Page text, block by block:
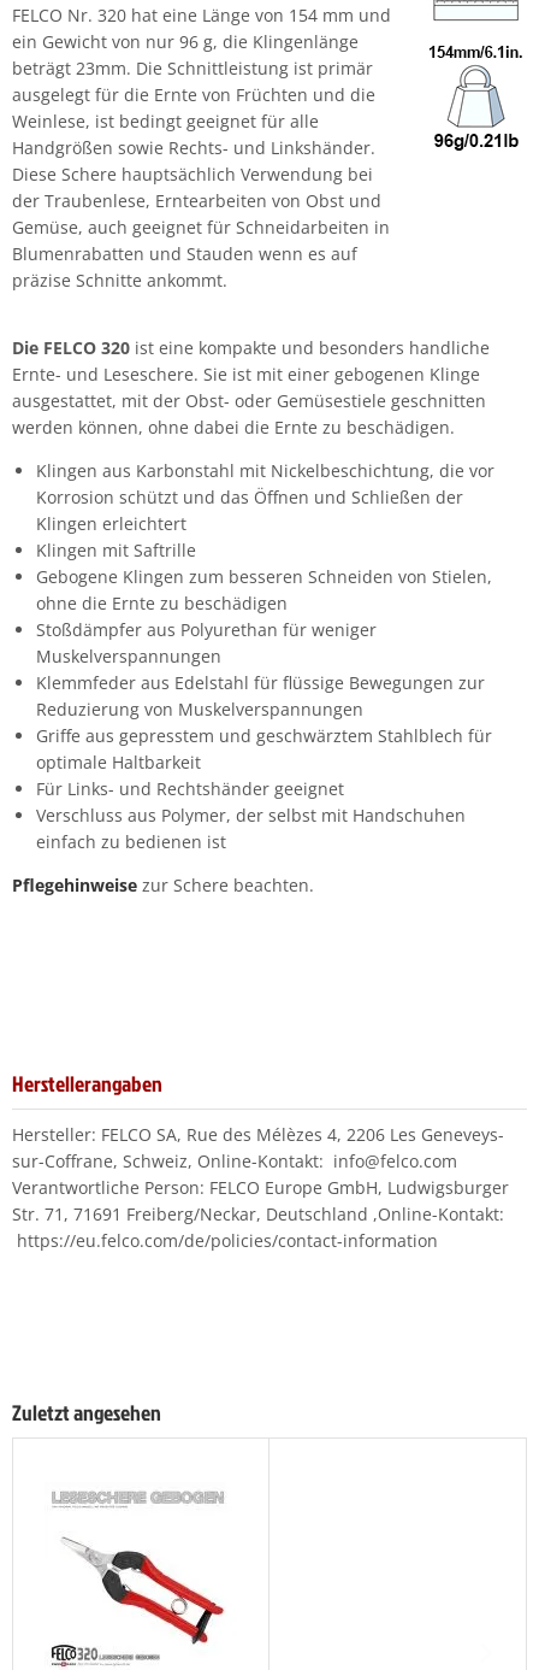
FELCO Nr. 320 hat eine Länge von 154 mm und
ein Gewicht von nur 96 g, die Klingenlänge
beträgt 23mm. Die Schnittleistung ist primär
ausgelegt für die Ernte von Früchten und die
Weinlese, ist bedingt geeignet für alle
Handgrößen sowie Rechts- und Linkshänder.
Diese Schere hauptsächlich Verwendung bei
der Traubenlese, Erntearbeiten von Obst und
Gemüse, auch geeignet für Schneidarbeiten in
Blumenrabatten und Stauden wenn es auf
präzise Schnitte ankommt.
Die FELCO 320 ist eine kompakte und besonders handliche
Ernte- und Leseschere. Sie ist mit einer gebogenen Klinge
ausgestattet, mit der Obst- oder Gemüsestiele geschnitten
werden können, ohne dabei die Ernte zu beschädigen.
Klingen aus Karbonstahl mit Nickelbeschichtung, die vor
Korrosion schützt und das Öffnen und Schließen der
Klingen erleichtert
Klingen mit Saftrille
Gebogene Klingen zum besseren Schneiden von Stielen,
ohne die Ernte zu beschädigen
Stoßdämpfer aus Polyurethan für weniger
Muskelverspannungen
Klemmfeder aus Edelstahl für flüssige Bewegungen zur
Reduzierung von Muskelverspannungen
Griffe aus gepresstem und geschwärztem Stahlblech für
optimale Haltbarkeit
Für Links- und Rechtshänder geeignet
Verschluss aus Polymer, der selbst mit Handschuhen
einfach zu bedienen ist
Pflegehinweise zur Schere beachten.
Herstellerangaben
Hersteller: FELCO SA, Rue des Mélèzes 4, 2206 Les Geneveys-
sur-Coffrane, Schweiz, Online-Kontakt: info@felco.com
Verantwortliche Person: FELCO Europe GmbH, Ludwigsburger
Str. 71, 71691 Freiberg/Neckar, Deutschland ,Online-Kontakt:
https://eu.felco.com/de/policies/contact-information
Zuletzt angesehen